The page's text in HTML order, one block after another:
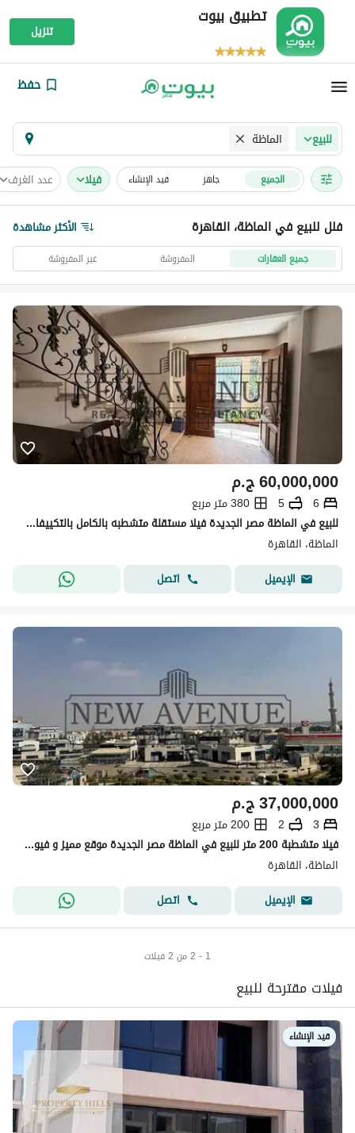
تطبيق بيوت
تنزيل
حفظ
للبيع الماظة
الجميع جاهز قيد الإنشاء فیلا عدد الغرف
فلل للبيع في الماظة، القاهرة الأكثر مشاهدة
جميع العقارات المفروشة غير المفروشة
ج.م60,000,000
6
5
380 متر مربع
للبيع في الماظة مصر الجديدة فيلا مستقلة متشطبه بالكامل بالتكييفات واسانسير
الماظة، القاهرة
الإيميل
اتصل
ج.م37,000,000
3
2
200 متر مربع
فيلا متشطبة 200 متر للبيع في الماظة مصر الجديدة موقع مميز و فيو حديقة تسليم فوري جاهزة للسكن الدور الأول
الماظة، القاهرة
الإيميل
اتصل
1 - 2 من 2 فيلات
فيلات مقترحة للبيع
قيد الإنشاء